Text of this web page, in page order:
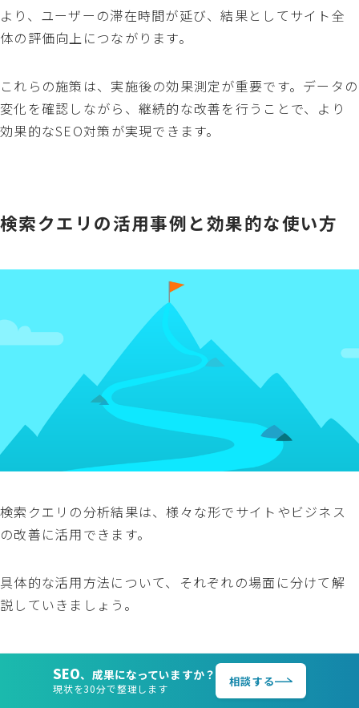
より、ユーザーの滞在時間が延び、結果としてサイト全
体の評価向上につながります。
これらの施策は、実施後の効果測定が重要です。データの
変化を確認しながら、継続的な改善を行うことで、より
効果的なSEO対策が実現できます。
検索クエリの活用事例と効果的な使い方
検索クエリの分析結果は、様々な形でサイトやビジネス
の改善に活用できます。
具体的な活用方法について、それぞれの場面に分けて解
説していきましょう。
検索クエリをSEO対策に活用する方法
SEO、成果になっていますか？
現状を30分で整理します 相談する